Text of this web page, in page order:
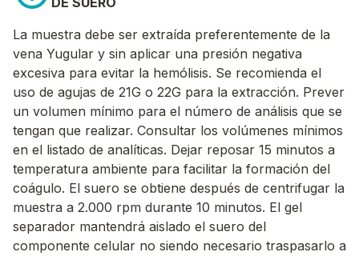
La muestra debe ser extraída preferentemente de la
vena Yugular y sin aplicar una presión negativa
excesiva para evitar la hemólisis. Se recomienda el
uso de agujas de 21G o 22G para la extracción. Prever
un volumen mínimo para el número de análisis que se
tengan que realizar. Consultar los volúmenes mínimos
en el listado de analíticas. Dejar reposar 15 minutos a
temperatura ambiente para facilitar la formación del
coágulo. El suero se obtiene después de centrifugar la
muestra a 2.000 rpm durante 10 minutos. El gel
separador mantendrá aislado el suero del
componente celular no siendo necesario traspasarlo a